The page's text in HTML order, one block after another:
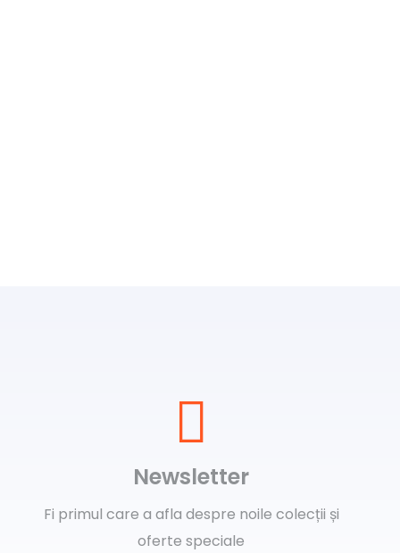
Newsletter
Fi primul care a afla despre noile colecții și
oferte speciale